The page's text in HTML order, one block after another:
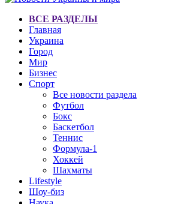
ВСЕ РАЗДЕЛЫ
Главная
Украина
Город
Мир
Бизнес
Спорт
Все новости раздела
Футбол
Бокс
Баскетбол
Теннис
Формула-1
Хоккей
Шахматы
Lifestyle
Шоу-биз